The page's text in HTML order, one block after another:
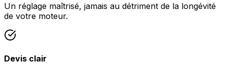
Un réglage maîtrisé, jamais au détriment de la longévité
de votre moteur.
Devis clair